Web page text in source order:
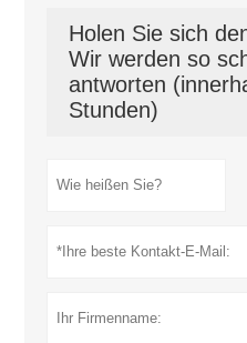
Holen Sie sich
Wir werden so
antworten
Stunden)